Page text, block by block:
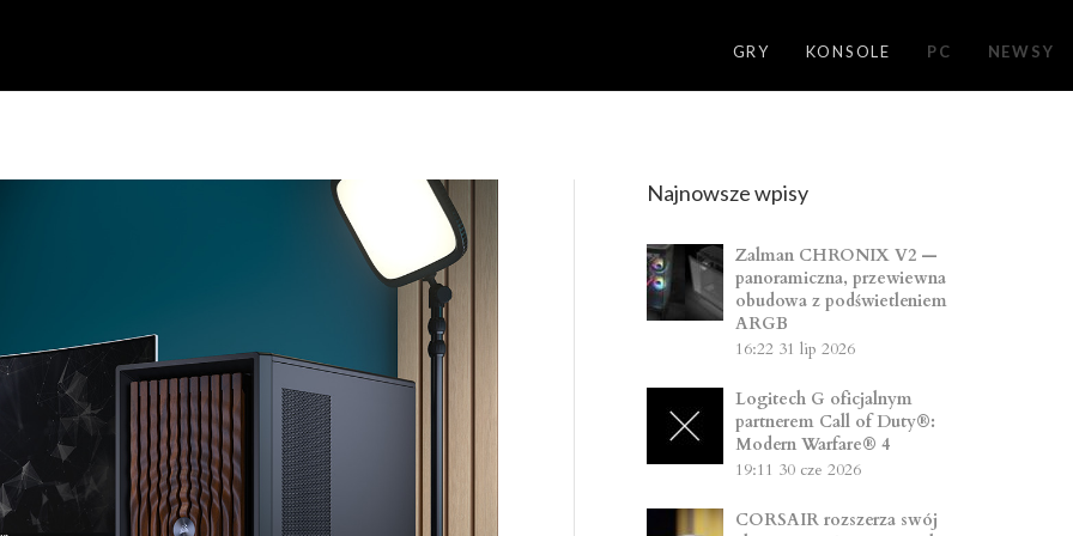
GRY KONSOLE PC NEWSY
Najnowsze wpisy
Zalman CHRONIX V2 —
panoramiczna, przewiewna
obudowa z podświetleniem
ARGB
16:22 31 lip 2026
Logitech G oficjalnym
partnerem Call of Duty®:
Modern Warfare® 4
19:11 30 cze 2026
CORSAIR rozszerza swój